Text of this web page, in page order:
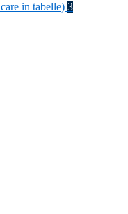
in tabelle) 3